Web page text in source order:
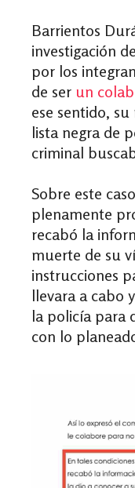
Barrientos
investigación
por los
de ser un
ese sentido,
lista negra de
criminal
Sobre este
plenamente
recabó la
muerte de su
instrucciones
llevara a cabo
la policía para
con lo